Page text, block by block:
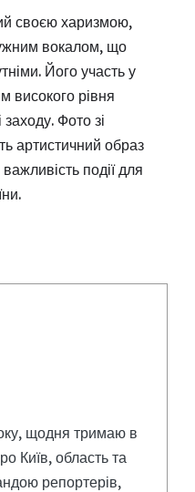
своєю харизмою,
вокалом, що
Його участь у
високого рівня
заходу. Фото зі
артистичний образ
події для
щодня тримаю в
Київ, область та
репортерів,